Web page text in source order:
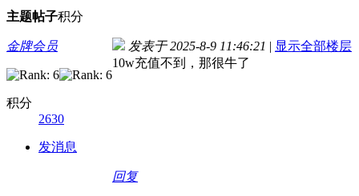
主题帖子积分
金牌会员
积分
2630
发消息
发表于 2025-8-9 11:46:21 | 显示全部楼层
10w充值不到，那很牛了
回复